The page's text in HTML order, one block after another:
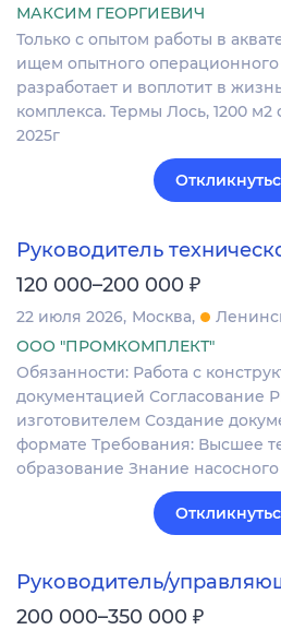
МАКСИМ ГЕОРГИЕВИЧ
Только с опытом работы в
ищем опытного
разработает и воплотит в
комплекса. Термы Лось, 1200
2025г
Руководитель
120 000–200 000 ₽
22 июля 2026 Москва
ООО "ПРОМКОМПЛЕКТ"
Обязанности: Работа с
документацией Согласование
изготовителем Создание
формате Требования: Высшее
образование Знание
Руководитель/
200 000–350 000 ₽